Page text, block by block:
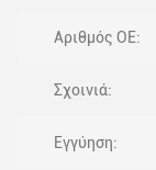
Αριθμός ΟΕ:
Σχοινιά:
Εγγύηση: